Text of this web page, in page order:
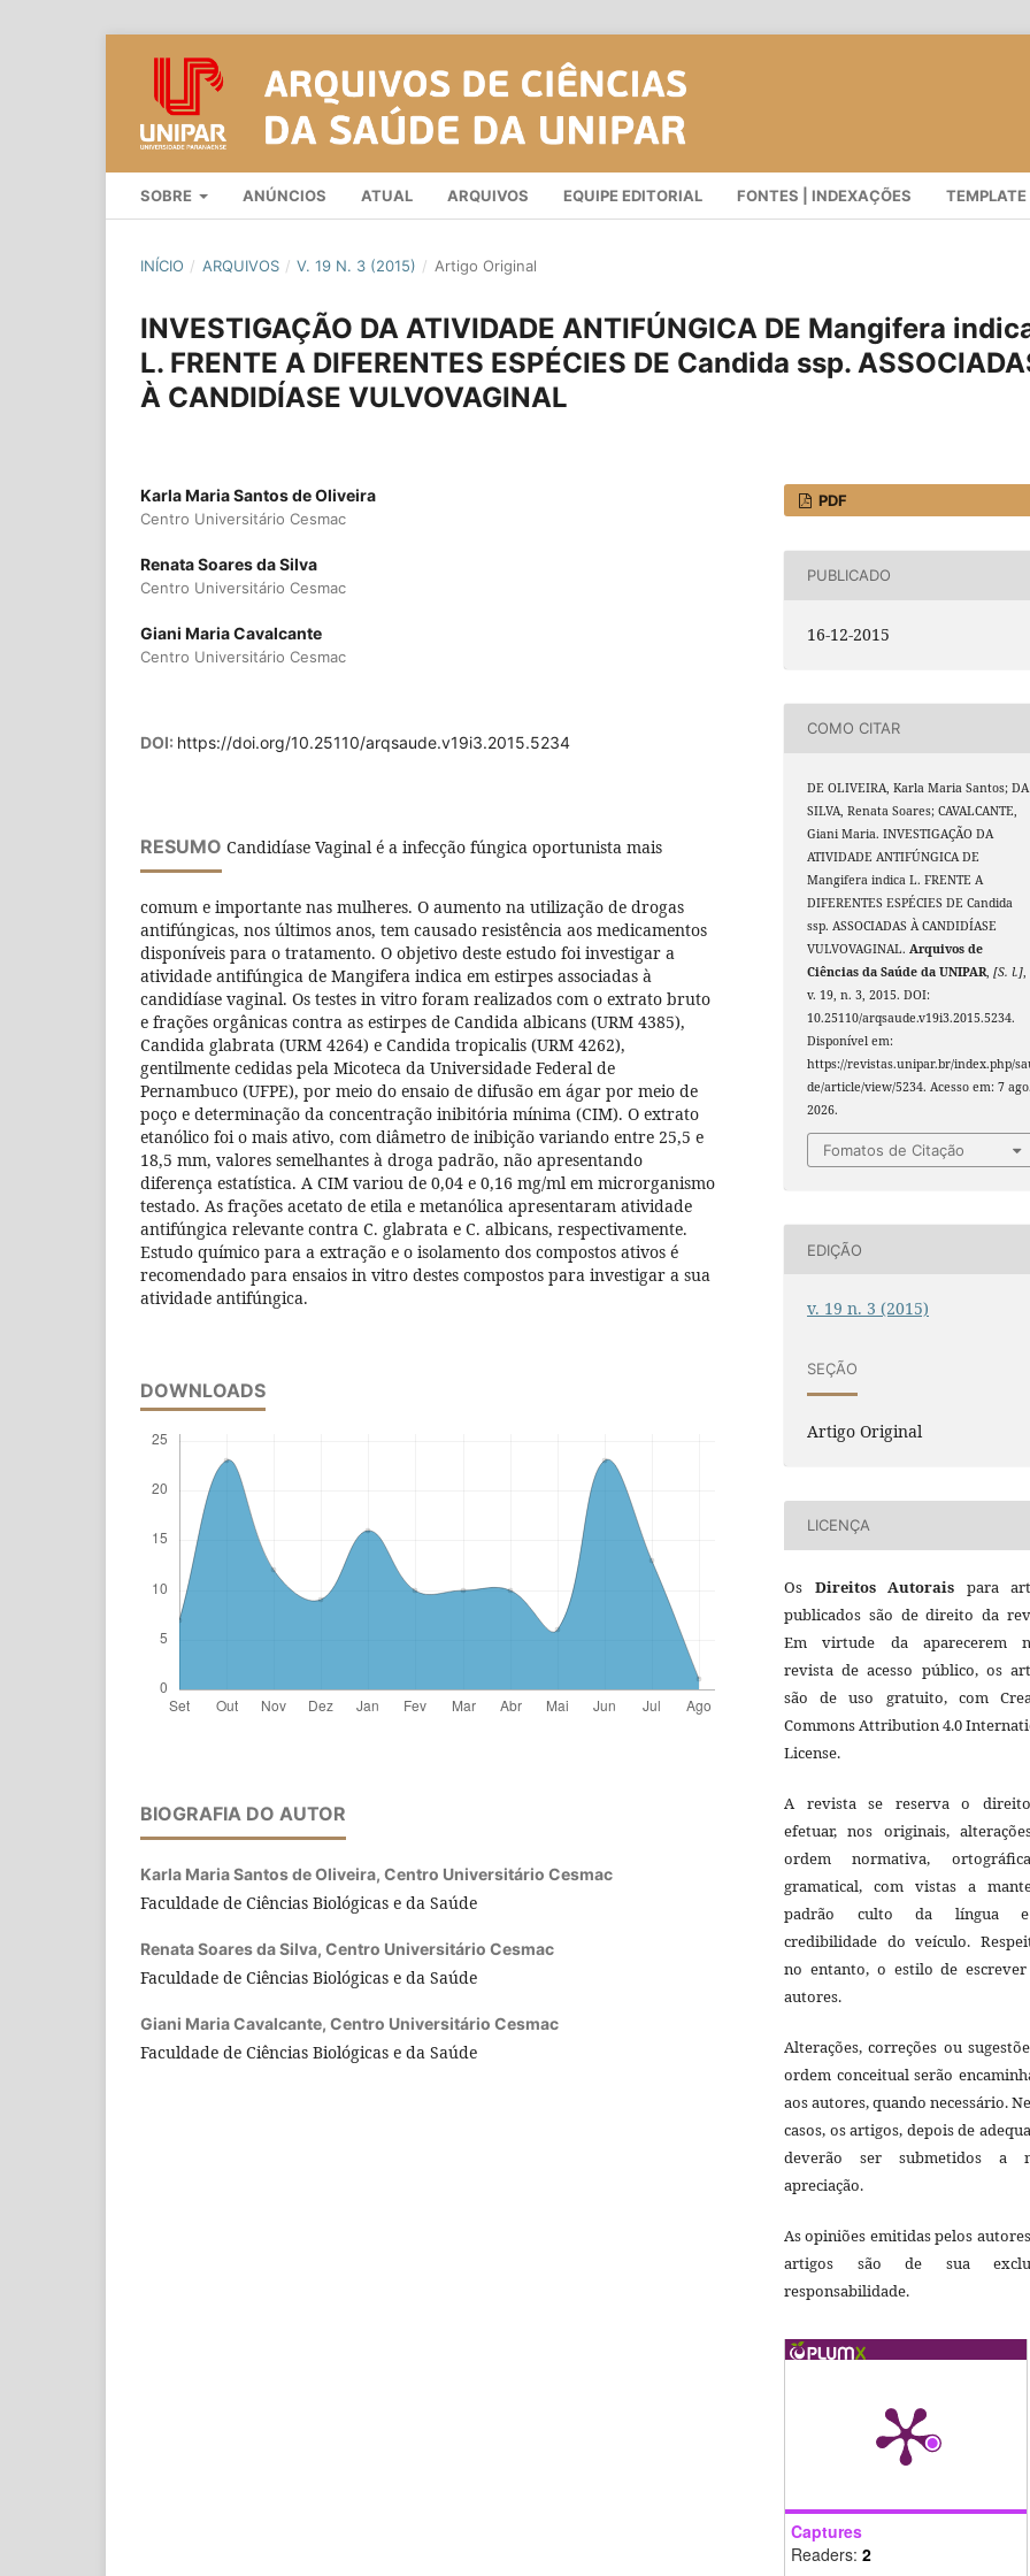
SOBRE ANÚNCIOS ATUAL ARQUIVOS EQUIPE EDITORIAL FONTES | INDEXAÇÕES TEMPLATE
INÍCIO / ARQUIVOS / V. 19 N. 3 (2015) / Artigo Original
INVESTIGAÇÃO DA ATIVIDADE ANTIFÚNGICA DE Mangifera
L. FRENTE A DIFERENTES ESPÉCIES DE Candida ssp.
À CANDIDÍASE VULVOVAGINAL
Karla Maria Santos de Oliveira
Centro Universitário Cesmac
Renata Soares da Silva
Centro Universitário Cesmac
Giani Maria Cavalcante
Centro Universitário Cesmac
DOI: https://doi.org/10.25110/arqsaude.v19i3.2015.5234
RESUMO Candidíase Vaginal é a infecção fúngica oportunista mais
comum e importante nas mulheres. O aumento na utilização de drogas
antifúngicas, nos últimos anos, tem causado resistência aos medicamentos
disponíveis para o tratamento. O objetivo deste estudo foi investigar a
atividade antifúngica de Mangifera indica em estirpes associadas à
candidíase vaginal. Os testes in vitro foram realizados com o extrato bruto
e frações orgânicas contra as estirpes de Candida albicans (URM 4385),
Candida glabrata (URM 4264) e Candida tropicalis (URM 4262),
gentilmente cedidas pela Micoteca da Universidade Federal de
Pernambuco (UFPE), por meio do ensaio de difusão em ágar por meio de
poço e determinação da concentração inibitória mínima (CIM). O extrato
etanólico foi o mais ativo, com diâmetro de inibição variando entre 25,5 e
18,5 mm, valores semelhantes à droga padrão, não apresentando
diferença estatística. A CIM variou de 0,04 e 0,16 mg/ml em microrganismo
testado. As frações acetato de etila e metanólica apresentaram atividade
antifúngica relevante contra C. glabrata e C. albicans, respectivamente.
Estudo químico para a extração e o isolamento dos compostos ativos é
recomendado para ensaios in vitro destes compostos para investigar a sua
atividade antifúngica.
DOWNLOADS
BIOGRAFIA DO AUTOR
Karla Maria Santos de Oliveira, Centro Universitário Cesmac
Faculdade de Ciências Biológicas e da Saúde
Renata Soares da Silva, Centro Universitário Cesmac
Faculdade de Ciências Biológicas e da Saúde
Giani Maria Cavalcante, Centro Universitário Cesmac
Faculdade de Ciências Biológicas e da Saúde
PDF
PUBLICADO
16-12-2015
COMO CITAR
DE OLIVEIRA, Karla Maria Santos; DA
SILVA, Renata Soares; CAVALCANTE,
Giani Maria. INVESTIGAÇÃO DA
ATIVIDADE ANTIFÚNGICA DE
Mangifera indica L. FRENTE A
DIFERENTES ESPÉCIES DE Candida
ssp. ASSOCIADAS À CANDIDÍASE
VULVOVAGINAL.Arquivos de
Ciências da Saúde da UNIPAR,[S. l.],
v. 19, n. 3, 2015. DOI:
10.25110/arqsaude.v19i3.2015.5234.
Disponível em:
https://revistas.unipar.br/index.php/
de/article/view/5234. Acesso em: 7 ago.
2026.
Fomatos de Citação
EDIÇÃO
v. 19 n. 3 (2015)
SEÇÃO
Artigo Original
LICENÇA
Os Direitos Autorais para
publicados são de direito da
Em virtude da aparecerem
revista de acesso público, os
são de uso gratuito, com
Commons Attribution 4.0
License.
A revista se reserva o
efetuar, nos originais,
ordem normativa,
gramatical, com vistas a
padrão culto da língua
credibilidade do veículo.
no entanto, o estilo de
autores.
Alterações, correções ou
ordem conceitual serão
aos autores, quando necessário.
casos, os artigos, depois de
deverão ser submetidos a
apreciação.
As opiniões emitidas pelos
artigos são de sua
responsabilidade.
Captures
Readers: 2